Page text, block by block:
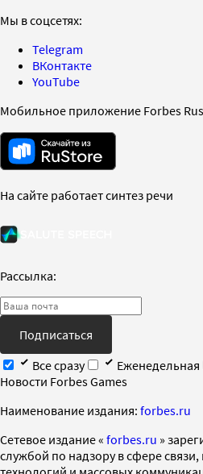
Мы в соцсетях:
Telegram
ВКонтакте
YouTube
Мобильное приложение Forbes
На сайте работает синтез речи
Рассылка:
Подписаться
Все сразу
Еженедельная
Новости Forbes Games
Наименование издания: forbes.ru
Cетевое издание « forbes.ru »
службой по надзору в сфере